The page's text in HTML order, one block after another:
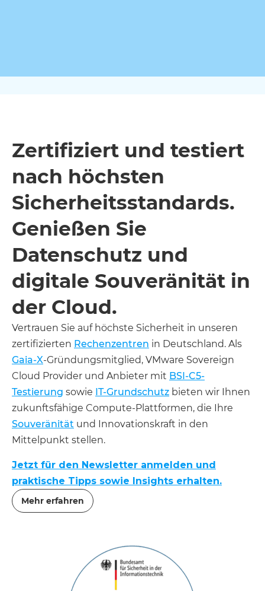
Zertifiziert und testiert
nach höchsten
Sicherheits­standards.
Genießen Sie
Datenschutz und
digitale Souveränität in
der Cloud.
Vertrauen Sie auf höchste Sicherheit in unseren
zertifizierten Rechenzentren in Deutschland. Als
Gaia-X-Gründungsmitglied, VMware Sovereign
Cloud Provider und Anbieter mit BSI-C5-
Testierung sowie IT-Grundschutz bieten wir Ihnen
zukunftsfähige Compute-Plattformen, die Ihre
Souveränität und Innovationskraft in den
Mittelpunkt stellen.
Jetzt für den Newsletter anmelden und
praktische Tipps sowie Insights erhalten.
Mehr erfahren